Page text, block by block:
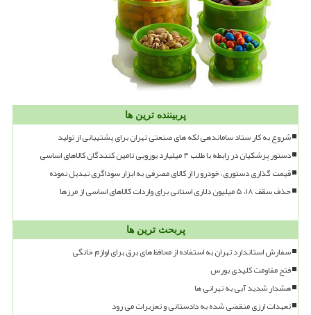
پربیننده ترین ها
شروع به کار ستاد ساماندهی لکه های صنعتی تهران برای پشتیبانی از تولید
دستور پزشکیان در رابطه با طلب ۴ میلیارد یورویی تامین کنندگان کالاهای اساسی
قیمت گذاری دستوری، خودرو را از کالای مصرفی به ابزار سوداگری تبدیل نموده
حذف سقف ۱۸، ۵ میلیون دلاری استانی برای واردات کالاهای اساسی از مرزها
پربحث ترین ها
سفارش استاندارد تهران به استفاده از محافظ های برق برای لوازم خانگی
فتح مقاومت کلیدی بورس
هشدار شدید آبی به تهرانی ها
تعهدات ارزی منقضی شده به دادستانی و تعزیرات می رود